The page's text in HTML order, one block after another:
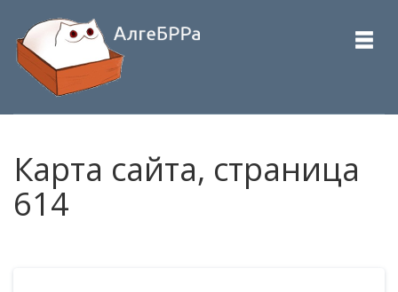
Карта сайта, страница
614